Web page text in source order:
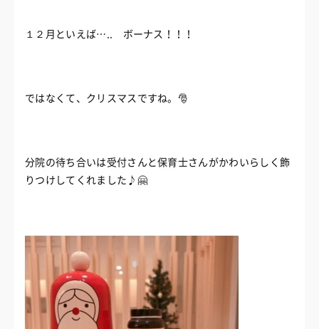
１２月といえば….. ボーナス！！！
ではなくて、クリスマスですね。🎅
分院の待ち合いは受付さんと保育士さんがかわいらしく飾
りつけしてくれました♪🤗